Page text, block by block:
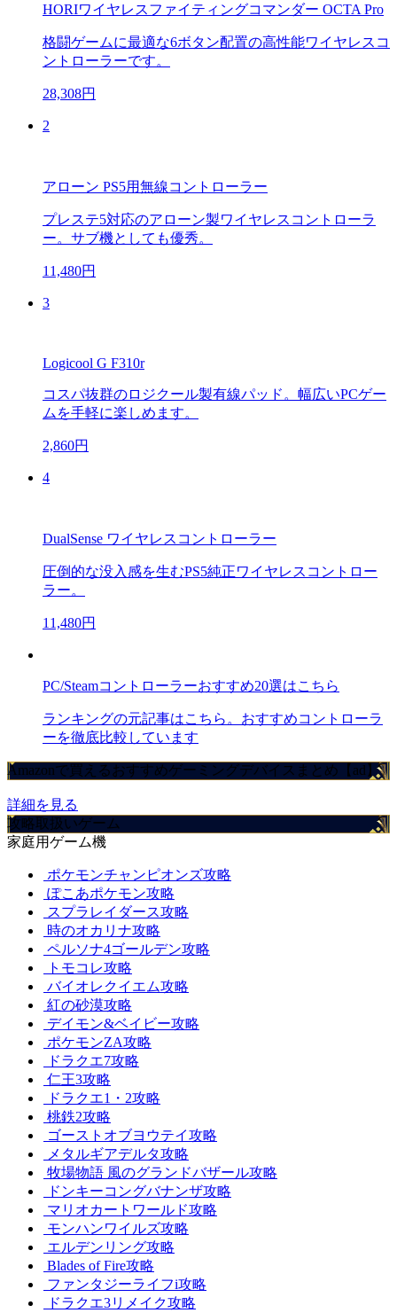
HORIワイヤレスファイティングコマンダー OCTA Pro
格闘ゲームに最適な6ボタン配置の高性能ワイヤレスコ
ントローラーです。
28,308円
2
アローン PS5用無線コントローラー
プレステ5対応のアローン製ワイヤレスコントローラ
ー。サブ機としても優秀。
11,480円
3
Logicool G F310r
コスパ抜群のロジクール製有線パッド。幅広いPCゲー
ムを手軽に楽しめます。
2,860円
4
DualSense ワイヤレスコントローラー
圧倒的な没入感を生むPS5純正ワイヤレスコントロー
ラー。
11,480円
PC/Steamコントローラーおすすめ20選はこちら
ランキングの元記事はこちら。おすすめコントローラ
ーを徹底比較しています
Amazonで買えるおすすめゲーミングデバイスまとめ【ad】
詳細を見る
攻略取扱いゲーム
家庭用ゲーム機
ポケモンチャンピオンズ攻略
ぽこあポケモン攻略
スプラレイダース攻略
時のオカリナ攻略
ペルソナ4ゴールデン攻略
トモコレ攻略
バイオレクイエム攻略
紅の砂漠攻略
デイモン&ベイビー攻略
ポケモンZA攻略
ドラクエ7攻略
仁王3攻略
ドラクエ1・2攻略
桃鉄2攻略
ゴーストオブヨウテイ攻略
メタルギアデルタ攻略
牧場物語 風のグランドバザール攻略
ドンキーコングバナンザ攻略
マリオカートワールド攻略
モンハンワイルズ攻略
エルデンリング攻略
Blades of Fire攻略
ファンタジーライフi攻略
ドラクエ3リメイク攻略